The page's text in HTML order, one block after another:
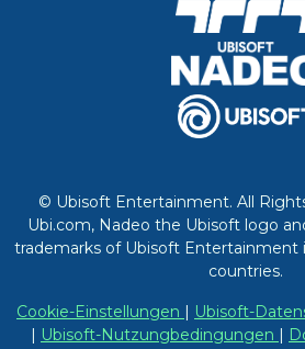
© Ubisoft Entertainment. All
Ubi.com, Nadeo the Ubisoft logo
trademarks of Ubisoft Entertainment
countries.
Cookie-Einstellungen | Ubisoft-
| Ubisoft-Nutzungbedingungen |